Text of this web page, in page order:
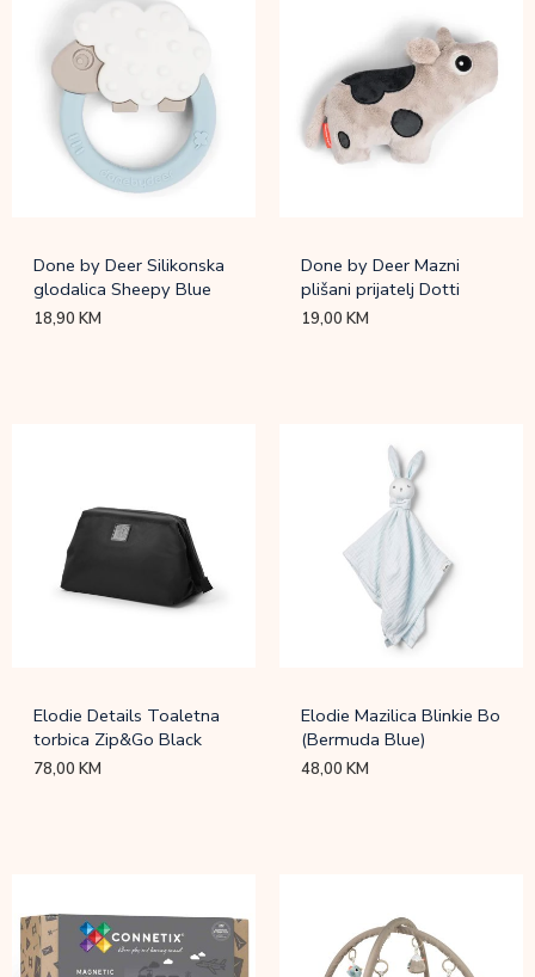
Done by Deer Silikonska
glodalica Sheepy Blue
18,90KM
Done by Deer Mazni
plišani prijatelj Dotti
19,00KM
Elodie Details Toaletna
torbica Zip&Go Black
78,00KM
Elodie Mazilica Blinkie Bo
(Bermuda Blue)
48,00KM